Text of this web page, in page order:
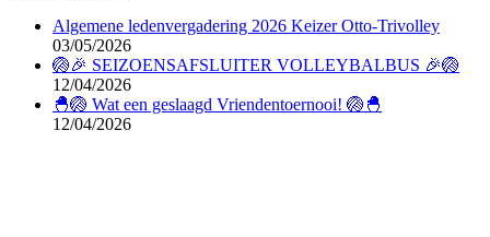
Algemene ledenvergadering 2026 Keizer Otto-Trivolley
03/05/2026
🏐🎉 SEIZOENSAFSLUITER VOLLEYBALBUS 🎉🏐
12/04/2026
🐣🏐 Wat een geslaagd Vriendentoernooi! 🏐🐣
12/04/2026